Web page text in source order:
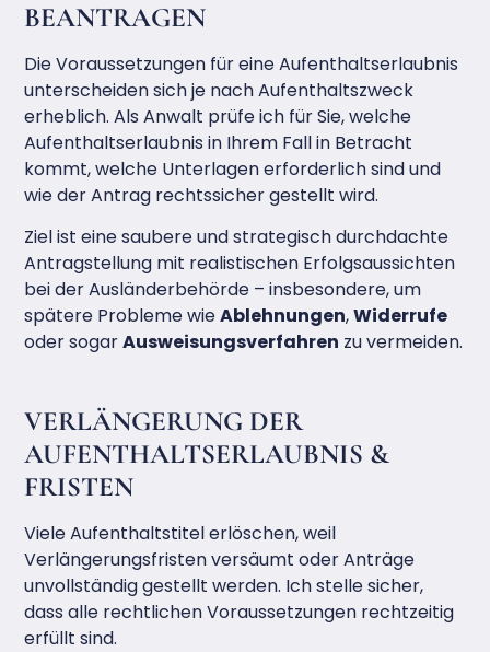
BEANTRAGEN
Die Voraussetzungen für eine Aufenthaltserlaubnis
unterscheiden sich je nach Aufenthaltszweck
erheblich. Als Anwalt prüfe ich für Sie, welche
Aufenthaltserlaubnis in Ihrem Fall in Betracht
kommt, welche Unterlagen erforderlich sind und
wie der Antrag rechtssicher gestellt wird.
Ziel ist eine saubere und strategisch durchdachte
Antragstellung mit realistischen Erfolgsaussichten
bei der Ausländerbehörde – insbesondere, um
spätere Probleme wieAblehnungen,Widerrufe
oder sogarAusweisungsverfahren zu vermeiden.
VERLÄNGERUNG DER
AUFENTHALTSERLAUBNIS &
FRISTEN
Viele Aufenthaltstitel erlöschen, weil
Verlängerungsfristen versäumt oder Anträge
unvollständig gestellt werden. Ich stelle sicher,
dass alle rechtlichen Voraussetzungen rechtzeitig
erfüllt sind.